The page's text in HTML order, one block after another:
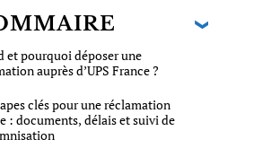
et pourquoi déposer une
auprès d’UPS France ?
clés pour une réclamation
: documents, délais et suivi de